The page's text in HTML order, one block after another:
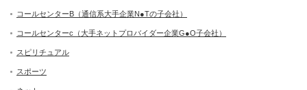
コールセンターB（通信系大手企業N●Tの子会社）
コールセンターc（大手ネットプロバイダー企業G●O子会社）
スピリチュアル
スポーツ